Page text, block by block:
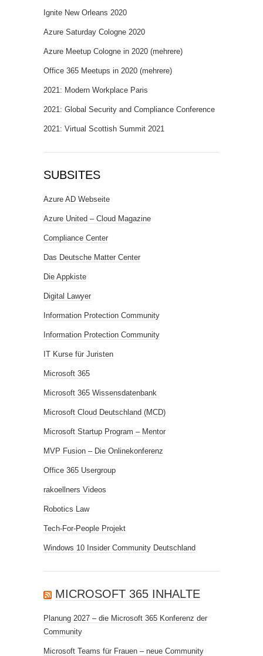
Ignite New Orleans 2020
Azure Saturday Cologne 2020
Azure Meetup Cologne in 2020 (mehrere)
Office 365 Meetups in 2020 (mehrere)
2021: Modern Workplace Paris
2021: Global Security and Compliance Conference
2021: Virtual Scottish Summit 2021
SUBSITES
Azure AD Webseite
Azure United – Cloud Magazine
Compliance Center
Das Deutsche Matter Center
Die Appkiste
Digital Lawyer
Information Protection Community
Information Protection Community
IT Kurse für Juristen
Microsoft 365
Microsoft 365 Wissensdatenbank
Microsoft Cloud Deutschland (MCD)
Microsoft Startup Program – Mentor
MVP Fusion – Die Onlinekonferenz
Office 365 Usergroup
rakoellners Videos
Robotics Law
Tech-For-People Projekt
Windows 10 Insider Community Deutschland
MICROSOFT 365 INHALTE
Planung 2027 – die Microsoft 365 Konferenz der
Community
Microsoft Teams für Frauen – neue Community